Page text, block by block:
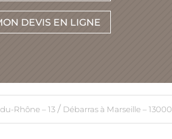
DEVIS EN LIGNE
Rhône – 13 / Débarras à Marseille – 13000